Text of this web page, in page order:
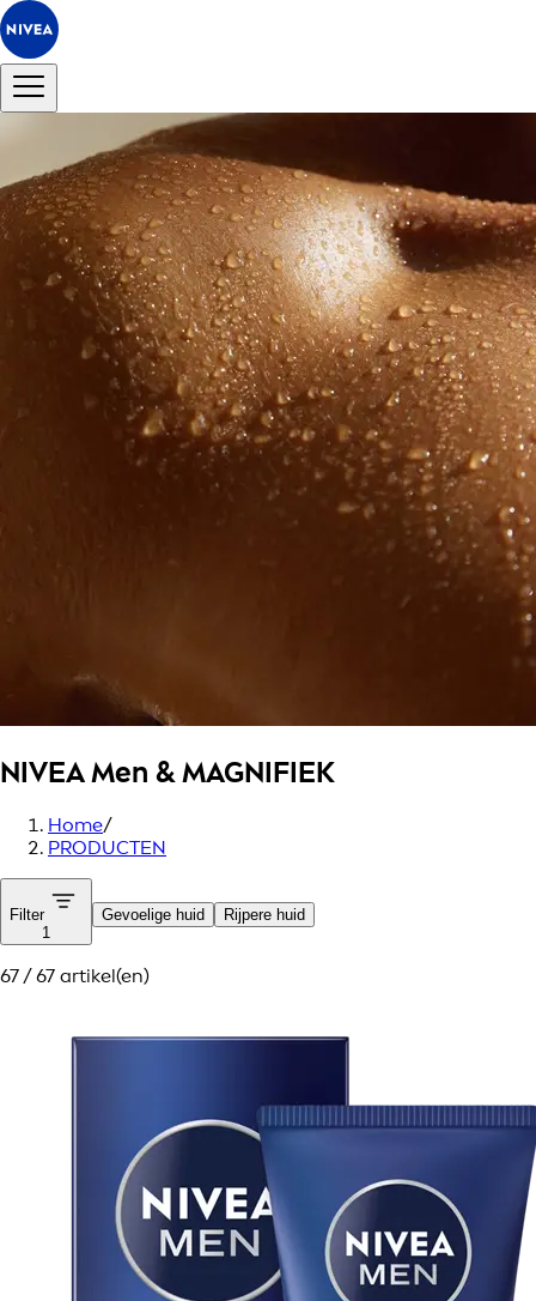
NIVEA Men & MAGNIFIEK
Home/
PRODUCTEN
Filter
1
Gevoelige huid Rijpere huid
67 / 67 artikel(en)